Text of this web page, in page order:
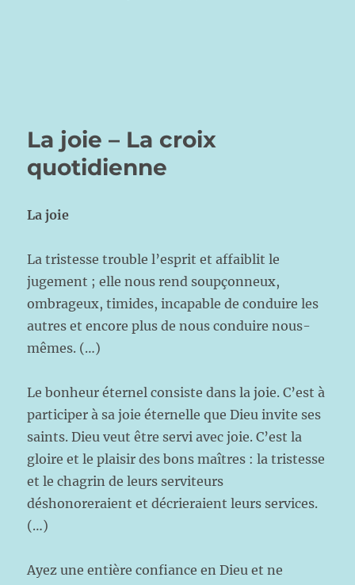
La joie – La croix
quotidienne
La joie
La tristesse trouble l’esprit et affaiblit le
jugement ; elle nous rend soupçonneux,
ombrageux, timides, incapable de conduire les
autres et encore plus de nous conduire nous-
mêmes. (…)
Le bonheur éternel consiste dans la joie. C’est à
participer à sa joie éternelle que Dieu invite ses
saints. Dieu veut être servi avec joie. C’est la
gloire et le plaisir des bons maîtres : la tristesse
et le chagrin de leurs serviteurs
déshonoreraient et décrieraient leurs services.
(…)
Ayez une entière confiance en Dieu et ne